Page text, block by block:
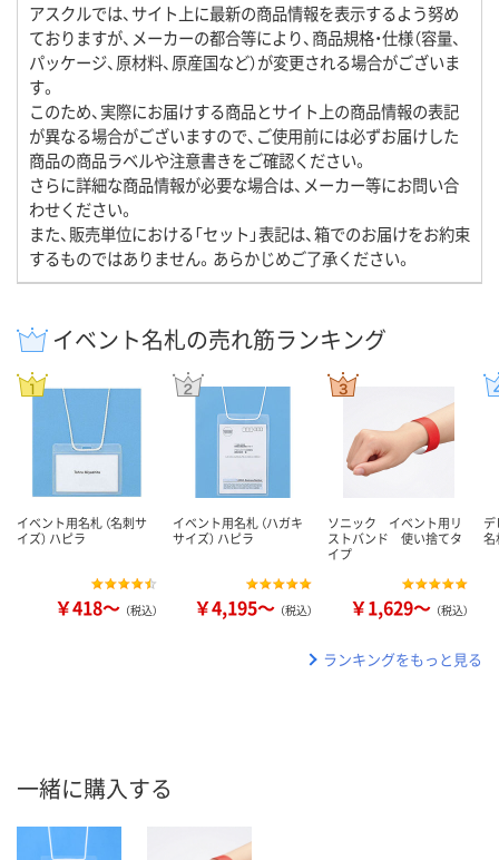
アスクルでは、サイト上に最新の商品情報を表示するよう努め
ておりますが、メーカーの都合等により、商品規格・仕様（容量、
パッケージ、原材料、原産国など）が変更される場合がございま
す。
このため、実際にお届けする商品とサイト上の商品情報の表記
が異なる場合がございますので、ご使用前には必ずお届けした
商品の商品ラベルや注意書きをご確認ください。
さらに詳細な商品情報が必要な場合は、メーカー等にお問い合
わせください。
また、販売単位における「セット」表記は、箱でのお届けをお約束
するものではありません。あらかじめご了承ください。
イベント名札の売れ筋ランキング
イベント用名札 （名刺サ
イズ） ハピラ
￥418～ （税込）
イベント用名札 （ハガキ
サイズ） ハピラ
￥4,195～ （税込）
ソニック イベント用リ
ストバンド 使い捨てタ
イプ
￥1,629～ （税込）
名
ランキングをもっと見る
一緒に購入する